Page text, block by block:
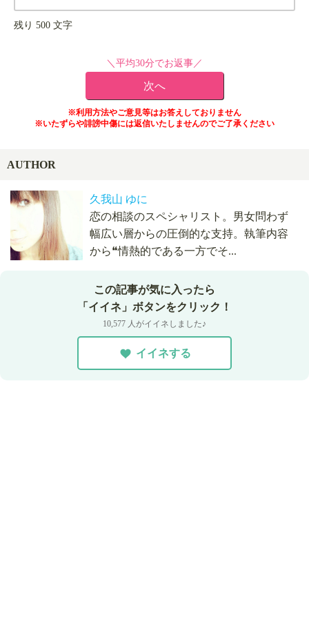
残り 500 文字
＼平均30分でお返事／
※利用方法やご意見等はお答えしておりません
※いたずらや誹謗中傷には返信いたしませんのでご了承ください
AUTHOR
久我山 ゆに
恋の相談のスペシャリスト。男女問わず
幅広い層からの圧倒的な支持。執筆内容
から❝情熱的である一方でそ...
この記事が気に入ったら
「イイネ」ボタンをクリック！
10,577 人がイイネしました♪
イイネする